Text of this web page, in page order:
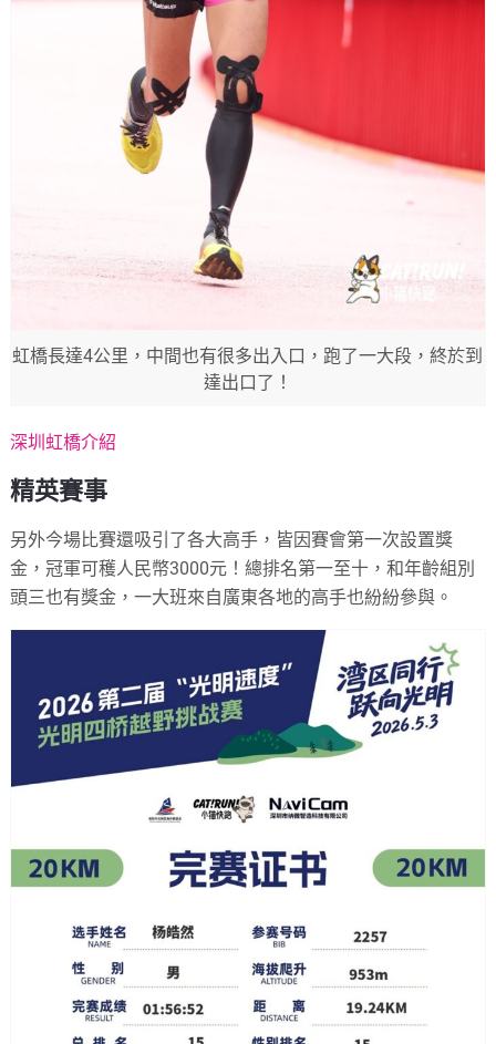
虹橋長達4公里，中間也有很多出入口，跑了一大段，終於到
達出口了！
深圳虹橋介紹
精英賽事
另外今場比賽還吸引了各大高手，皆因賽會第一次設置獎
金，冠軍可穫人民幣3000元！總排名第一至十，和年齡組別
頭三也有獎金，一大班來自廣東各地的高手也紛紛參與。